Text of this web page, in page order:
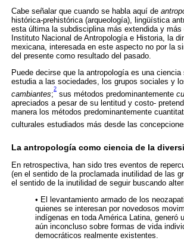
Cabe señalar que cuando se habla aquí de
histórica-prehistórica (arqueología), lingüística
esta última la subdisciplina más extendida y
Instituto Nacional de Antropología e Historia, la
mexicana, interesada en este aspecto no por la
del presente como resultado del pasado.
Puede decirse que la antropología es una
estudia a las sociedades, los grupos sociales y
cambiantes;
2
sus métodos predominantemente
apreciados a pesar de su lentitud y costo-
manera los métodos predominantemente
culturales estudiados más desde las
La antropología como ciencia de la
En retrospectiva, han sido tres eventos de
(en el sentido de la proclamada inutilidad de las
el sentido de la inutilidad de seguir buscando
• El levantamiento armado de los
quienes se interesan por novedosos
indígenas en toda América Latina, generó
aún inconcluso sobre formas de vida
democráticos realmente existentes.